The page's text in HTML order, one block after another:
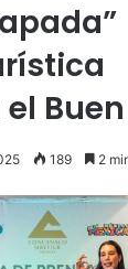
Buen
189 2